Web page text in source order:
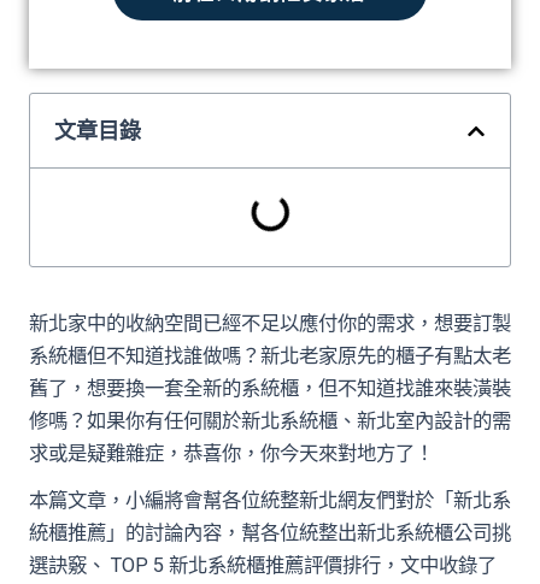
文章目錄
新北家中的收納空間已經不足以應付你的需求，想要訂製
系統櫃但不知道找誰做嗎？新北老家原先的櫃子有點太老
舊了，想要換一套全新的系統櫃，但不知道找誰來裝潢裝
修嗎？如果你有任何關於新北系統櫃、新北室內設計的需
求或是疑難雜症，恭喜你，你今天來對地方了！
本篇文章，小編將會幫各位統整新北網友們對於「新北系
統櫃推薦」的討論內容，幫各位統整出新北系統櫃公司挑
選訣竅、 TOP 5 新北系統櫃推薦評價排行，文中收錄了